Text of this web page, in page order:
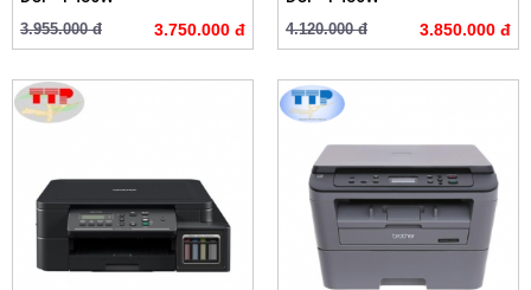
3.955.000 đ 3.750.000 đ 4.120.000 đ 3.850.000 đ